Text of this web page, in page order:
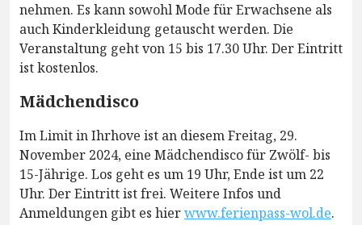
nehmen. Es kann sowohl Mode für Erwachsene als
auch Kinderkleidung getauscht werden. Die
Veranstaltung geht von 15 bis 17.30 Uhr. Der Eintritt
ist kostenlos.
Mädchendisco
Im Limit in Ihrhove ist an diesem Freitag, 29.
November 2024, eine Mädchendisco für Zwölf- bis
15-Jährige. Los geht es um 19 Uhr, Ende ist um 22
Uhr. Der Eintritt ist frei. Weitere Infos und
Anmeldungen gibt es hierwww.ferienpass-wol.de.